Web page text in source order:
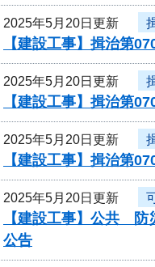
2025年5月20日更新
【建設工事】揖治第
2025年5月20日更新
【建設工事】揖治第
2025年5月20日更新
【建設工事】揖治第
2025年5月20日更新
【建設工事】公共 防
公告